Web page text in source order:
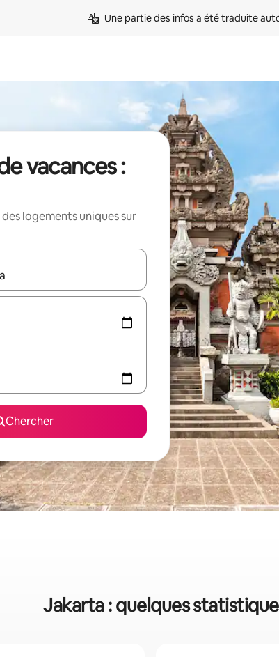
Une partie des infos a été traduite
vacances :
logements uniques sur
affichés, parcourez-les en utilisant les flèches vers le
Chercher
Jakarta : quelques